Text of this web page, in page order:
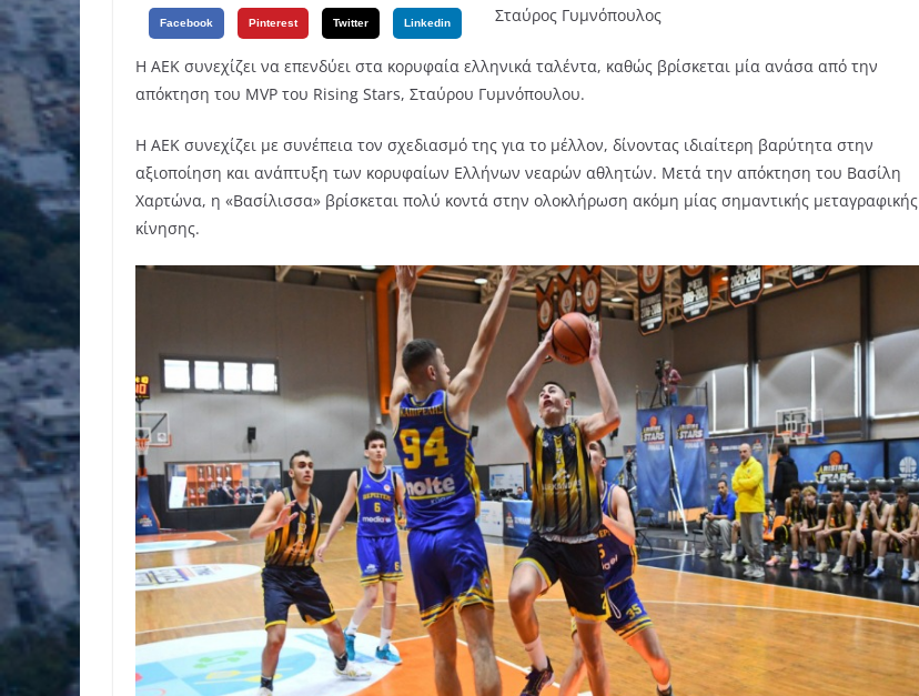
Facebook Pinterest Twitter Linkedin
Σταύρος Γυμνόπουλος
Η ΑΕΚ συνεχίζει να επενδύει στα κορυφαία ελληνικά ταλέντα, καθώς βρίσκεται μία ανάσα από την
απόκτηση του MVP του Rising Stars, Σταύρου Γυμνόπουλου.
Η ΑΕΚ συνεχίζει με συνέπεια τον σχεδιασμό της για το μέλλον, δίνοντας ιδιαίτερη βαρύτητα στην
αξιοποίηση και ανάπτυξη των κορυφαίων Ελλήνων νεαρών αθλητών. Μετά την απόκτηση του Βασίλη
Χαρτώνα, η «Βασίλισσα» βρίσκεται πολύ κοντά στην ολοκλήρωση ακόμη μίας σημαντικής μεταγραφικής
κίνησης.